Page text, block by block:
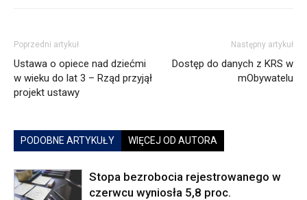
Poprzedni artykuł
Ustawa o opiece nad dziećmi
w wieku do lat 3 – Rząd przyjął
projekt ustawy
Następny artykuł
Dostęp do danych z KRS w
mObywatelu
PODOBNE ARTYKUŁY WIĘCEJ OD AUTORA
Stopa bezrobocia rejestrowanego w
czerwcu wyniosła 5,8 proc.